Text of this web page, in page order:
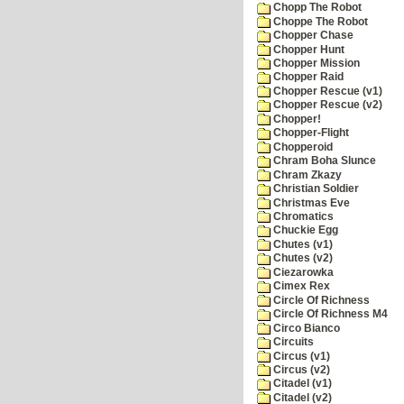
Chopp The Robot
Choppe The Robot
Chopper Chase
Chopper Hunt
Chopper Mission
Chopper Raid
Chopper Rescue (v1)
Chopper Rescue (v2)
Chopper!
Chopper-Flight
Chopperoid
Chram Boha Slunce
Chram Zkazy
Christian Soldier
Christmas Eve
Chromatics
Chuckie Egg
Chutes (v1)
Chutes (v2)
Ciezarowka
Cimex Rex
Circle Of Richness
Circle Of Richness M4
Circo Bianco
Circuits
Circus (v1)
Circus (v2)
Citadel (v1)
Citadel (v2)